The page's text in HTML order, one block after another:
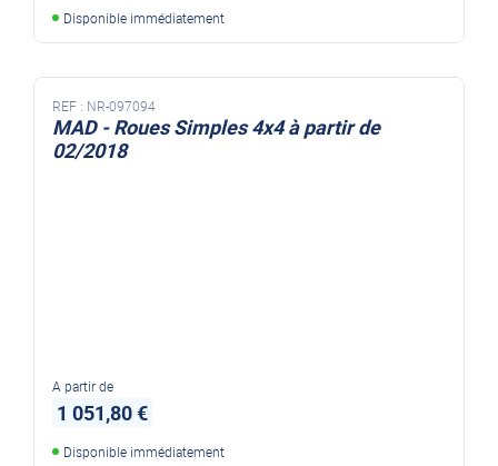
Disponible immédiatement
REF : NR-097094
MAD - Roues Simples 4x4 à partir de
02/2018
A partir de
1 051,80 €
Disponible immédiatement